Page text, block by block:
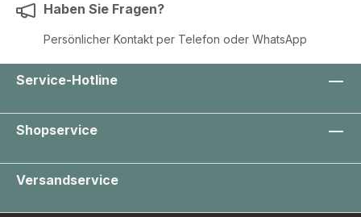
Haben Sie Fragen?
Persönlicher Kontakt per Telefon oder WhatsApp
Service-Hotline
Shopservice
Versandservice